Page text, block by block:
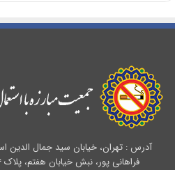
آدرس : تهران، خیابان سید جمال الدین
فراهانی پور، نبش خیابان هفتم، پلاک ۴ - کد پستی : 1433634363